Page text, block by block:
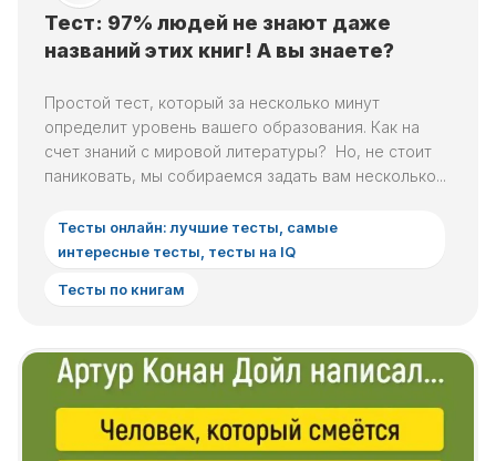
Тест: 97% людей не знают даже
названий этих книг! А вы знаете?
Простой тест, который за несколько минут
определит уровень вашего образования. Как на
счет знаний с мировой литературы? Но, не стоит
паниковать, мы собираемся задать вам несколько...
Тесты онлайн: лучшие тесты, самые
интересные тесты, тесты на IQ
Тесты по книгам